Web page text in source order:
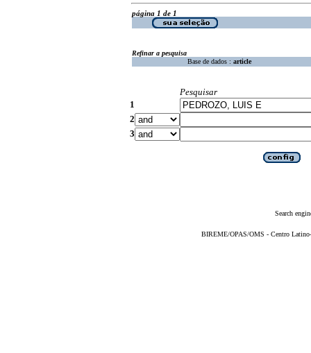
página 1 de 1
Refinar a pesquisa
Base de dados : article
Pesquisar
1
2
3
Search
BIREME/OPAS/OMS - Centro Latino-